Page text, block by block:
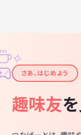
✦
✧
さあ、はじめよう
趣味友